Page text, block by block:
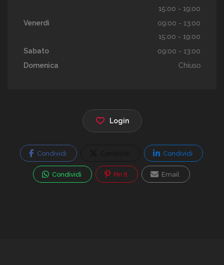
15:00 - 19:00
Venerdì
09:00 - 13:00
15:00 - 19:00
Sabato
09:00 - 13:00
Domenica
Chiuso
Login
Condividi Condividi
Condividi Pin It Email